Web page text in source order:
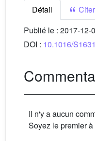
Détail
Publié le : 2017-12-
DOI : 10.1016/
Il n'y a aucun
Soyez le premier